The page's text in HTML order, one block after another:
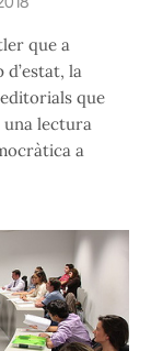
que a
d’estat, la
que
una lectura
a